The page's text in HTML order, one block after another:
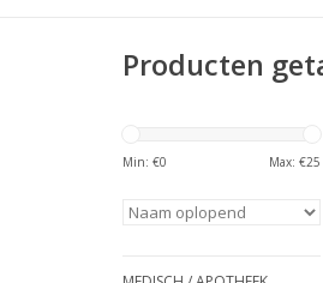
Producten
Min: €0 Max: €25